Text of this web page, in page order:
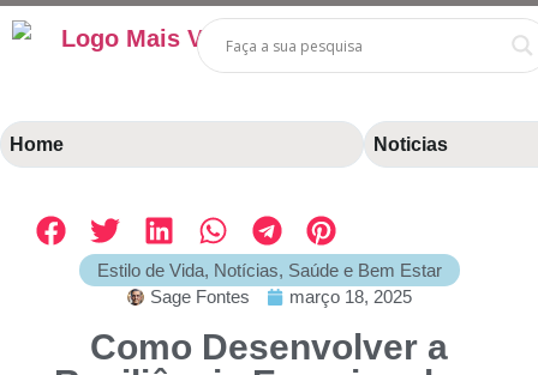
Home Noticias
Estilo de Vida, Notícias, Saúde e Bem Estar
Sage Fontes
março 18, 2025
Como Desenvolver a